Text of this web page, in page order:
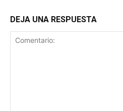
DEJA UNA RESPUESTA